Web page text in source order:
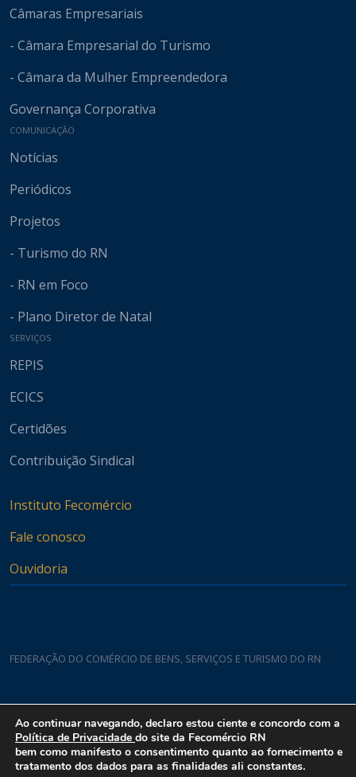
Câmaras Empresariais
- Câmara Empresarial do Turismo
- Câmara da Mulher Empreendedora
Governança Corporativa
COMUNICAÇÃO
Notícias
Periódicos
Projetos
- Turismo do RN
- RN em Foco
- Plano Diretor de Natal
SERVIÇOS
REPIS
ECICS
Certidões
Contribuição Sindical
Instituto Fecomércio
Fale conosco
Ouvidoria
FEDERAÇÃO DO COMÉRCIO DE BENS, SERVIÇOS E TURISMO DO RN
Rua Padre João Damasceno, 1935 - Lagoa Nova CEP 59075-760
Ao continuar navegando, declaro estou ciente e concordo com a
Política de Privacidade do site da Fecomércio RN
bem como manifesto o consentimento quanto ao fornecimento e
tratamento dos dados para as finalidades ali constantes.